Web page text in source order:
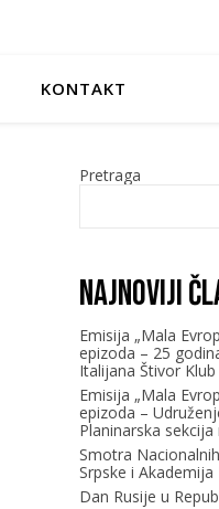
KONTAKT
Pretraga
Najnoviji
Emisija „Mala
epizoda – 25
Italijana Štivor
Emisija „Mala
epizoda –
Planinarska
Smotra
Srpske i
Dan Rusije u